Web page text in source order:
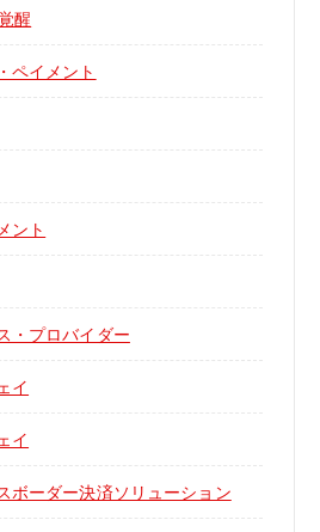
醒
ペイメント
ント
・プロバイダー
イ
イ
ボーダー決済ソリューション